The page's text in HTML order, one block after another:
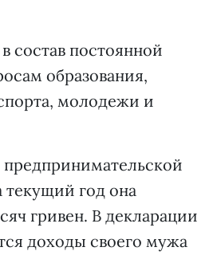
состав постоянной
образования,
молодежи и
предпринимательской
текущий год она
гривен. В декларации
доходы своего мужа